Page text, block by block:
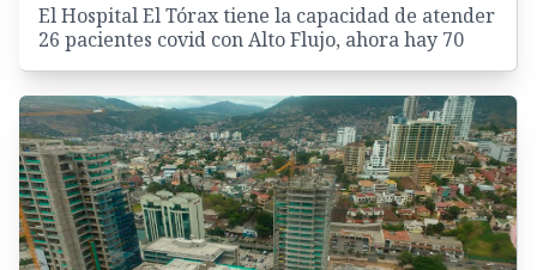
El Hospital El Tórax tiene la capacidad de atender
26 pacientes covid con Alto Flujo, ahora hay 70